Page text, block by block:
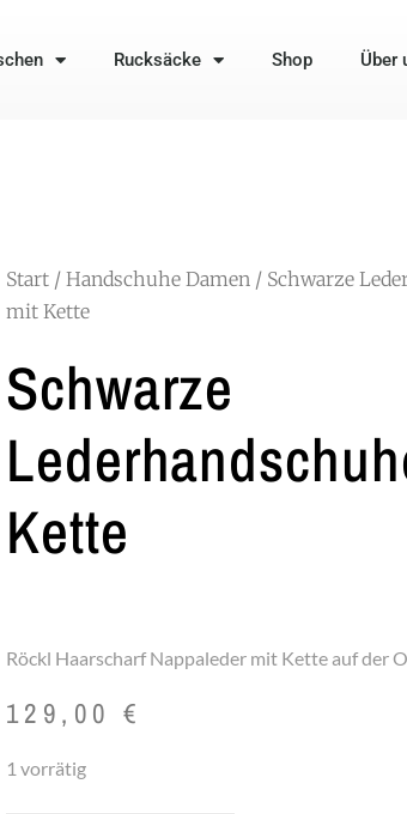
Rucksäcke Shop Über
Start / Handschuhe Damen / Schwarze
mit Kette
Schwarze
Kette
Röckl Haarscharf Nappaleder mit Kette auf der
129,00 €
1 vorrätig